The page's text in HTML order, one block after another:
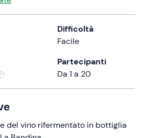
Difficoltà
Facile
Partecipanti
Da 1 a 20
del vino rifermentato in bottiglia